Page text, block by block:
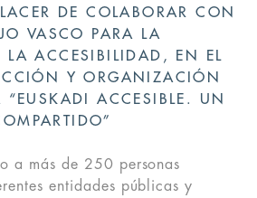
DE COLABORAR CON
VASCO PARA LA
LA ACCESIBILIDAD, EN EL
Y ORGANIZACIÓN
ACCESIBLE. UN
a más de 250 personas
entidades públicas y